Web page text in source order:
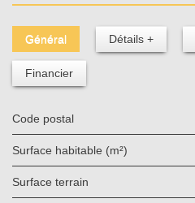
Général Détails +
Financier
Code postal
Surface habitable (m²)
surface terrain